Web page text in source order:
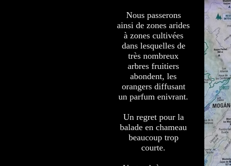
Nous passerons
ainsi de zones arides
à zones cultivées
dans lesquelles de
très nombreux
arbres fruitiers
abondent, les
orangers diffusant
un parfum enivrant.
Un regret pour la
balade en chameau
beaucoup trop
courte.